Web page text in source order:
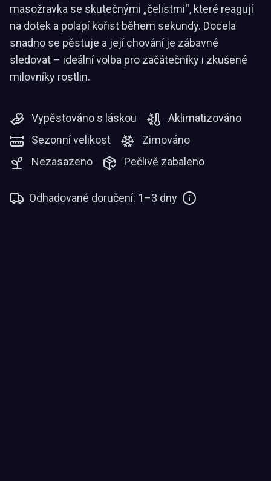
masožravka se skutečnými „čelistmi“, které reagují
na dotek a polapí kořist během sekundy. Docela
snadno se pěstuje a její chování je zábavné
sledovat – ideální volba pro začátečníky i zkušené
milovníky rostlin.
Vypěstováno s láskou
Aklimatizováno
Sezonní velikost
Zimováno
Nezasazeno
Pečlivě zabaleno
Odhadované doručení: 1–3 dny